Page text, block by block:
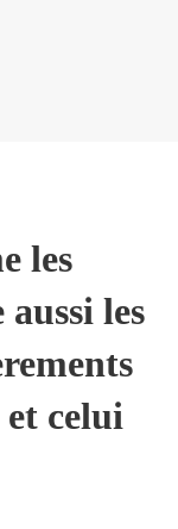
les
les
celui